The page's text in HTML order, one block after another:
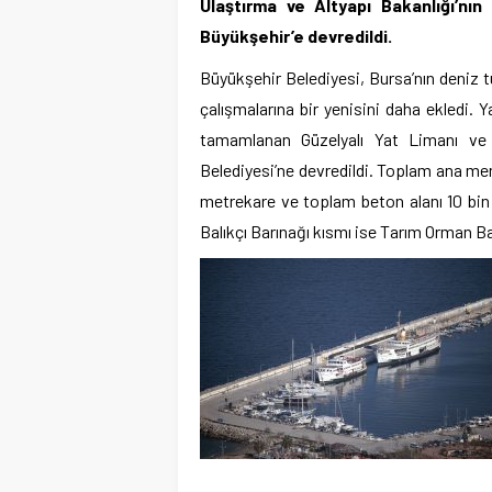
Ulaştırma ve Altyapı
Büyükşehir’e devredildi.
Büyükşehir Belediyesi, Bursa’nın
çalışmalarına bir yenisini daha ekledi.
tamamlanan Güzelyalı Yat Limanı ve
Belediyesi’ne devredildi. Toplam ana
metrekare ve toplam beton alanı 10
Balıkçı Barınağı kısmı ise Tarım